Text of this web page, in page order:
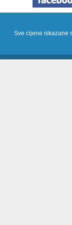
Sve cijene iskazane